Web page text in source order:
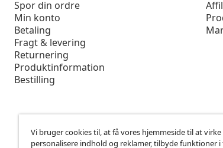
Vi bruger cookies til, at få vores hjemmeside til at
personalisere indhold og reklamer, tilbyde funktioner